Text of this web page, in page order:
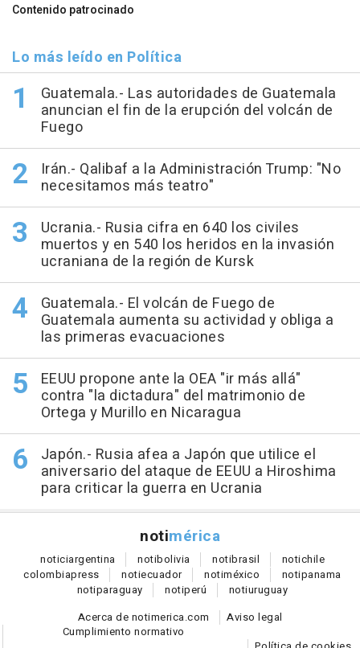
Contenido patrocinado
Lo más leído en Política
Guatemala.- Las autoridades de Guatemala
anuncian el fin de la erupción del volcán de
Fuego
Irán.- Qalibaf a la Administración Trump: "No
necesitamos más teatro"
Ucrania.- Rusia cifra en 640 los civiles
muertos y en 540 los heridos en la invasión
ucraniana de la región de Kursk
Guatemala.- El volcán de Fuego de
Guatemala aumenta su actividad y obliga a
las primeras evacuaciones
EEUU propone ante la OEA "ir más allá"
contra "la dictadura" del matrimonio de
Ortega y Murillo en Nicaragua
Japón.- Rusia afea a Japón que utilice el
aniversario del ataque de EEUU a Hiroshima
para criticar la guerra en Ucrania
notimérica
noticiargentina notibolivia notibrasil notichile
colombiapress notiecuador notiméxico notipanama
notiparaguay notiperú notiuruguay
Acerca de notimerica.com
Aviso legal
Cumplimiento normativo